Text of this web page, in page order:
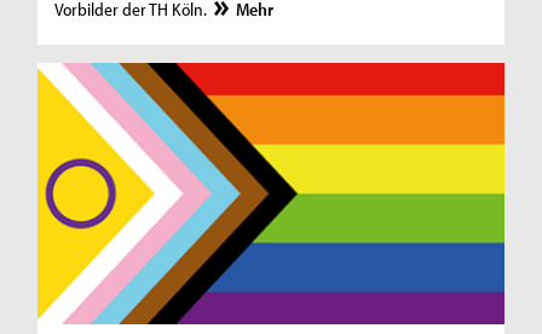
Vorbilder der TH Köln.
Mehr